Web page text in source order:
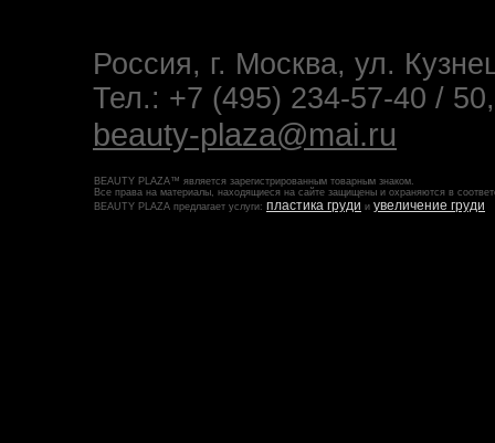
Россия, г. Москва, ул.
Тел.: +7 (495) 234-57-40 /
beauty-plaza@mai.ru
BEAUTY PLAZA™ является зарегистрированным товарным знаком.
Все права на материалы, находящиеся на сайте защищены и охраняются в
BEAUTY PLAZA предлагает услуги: пластика груди и увеличение груди